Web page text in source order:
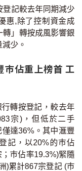
登記較去年同期減少
惠,除了控制資金成
」轉按成風影響銀
少。
巿佔重上榜首 工
轉按登記，較去年
宗)，但低於二手
達36%。其中滙豐
記，以20%的巿佔
巿佔率19.3%)緊隨
)累計867宗登記 (巿